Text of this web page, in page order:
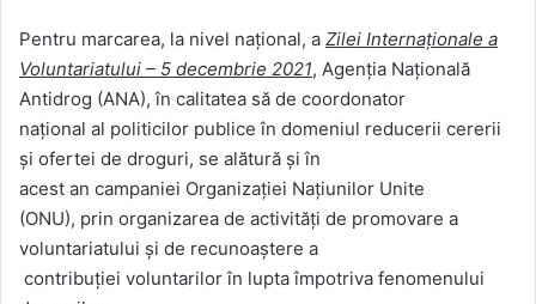
Pentru marcarea, la nivel național, a Zilei Internaționale a
Voluntariatului – 5 decembrie 2021, Agenția Națională
Antidrog (ANA), în calitatea să de coordonator
naţional al politicilor publice în domeniul reducerii cererii
și ofertei de droguri, se alătură şi în
acest an campaniei Organizației Naţiunilor Unite
(ONU), prin organizarea de activităţi de promovare a
voluntariatului și de recunoaștere a
contribuției voluntarilorîn lupta împotriva fenomenului